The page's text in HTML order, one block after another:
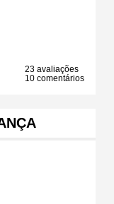
23 avaliações
10 comentários